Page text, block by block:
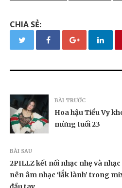
CHIA SẺ:
BÀI TRƯỚC
Hoa hậu Tiểu Vy
mừng tuổi 23
BÀI SAU
2PILLZ kết nối nhạc nhẹ và
nên âm nhạc ‘lắk lành’ trong